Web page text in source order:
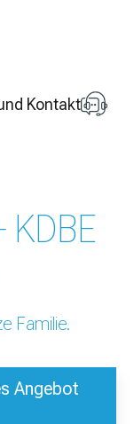
Kontakt
KDBE
Familie.
Angebot